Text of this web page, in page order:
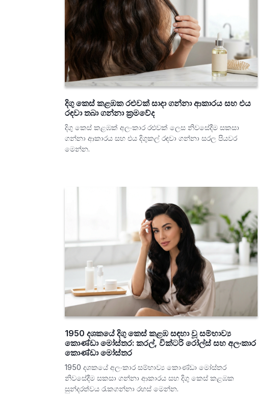
දිගු කෙස් කළඹක රළුවක් සාදා ගන්නා ආකාරය සහ එය
රඳවා තබා ගන්නා ක්‍රමවේද
දිගු කෙස් කළඹක් අලංකාර රළුවක් ලෙස නිවසේදීම සකසා
ගන්නා ආකාරය සහ එය දිගුකල් රඳවා ගන්නා සරල පියවර
මෙන්න.
1950 දශකයේ දිගු කෙස් කළඹ සඳහා වූ සම්භාව්‍ය
කොණ්ඩා මෝස්තර: කරල්, වික්ටරි රෝල්ස් සහ අලංකාර
කොණ්ඩා මෝස්තර
1950 දශකයේ අලංකාර සම්භාව්‍ය කොණ්ඩා මෝස්තර
නිවසේදීම සකසා ගන්නා ආකාරය සහ දිගු කෙස් කළඹක
සුන්දරත්වය රැකගන්නා රහස් මෙන්න.